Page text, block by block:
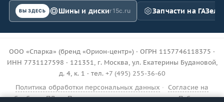
ВЫ ЗДЕСЬ Шины и дискиr15c.ru Запчасти на ГАЗель
ООО «Спарка» (бренд «Орион-центр») · ОГРН 1157746118375 ·
ИНН 7731127598 · 121351, г. Москва, ул. Екатерины Будановой,
д. 4, к. 1 · тел. +7 (495) 255-36-60
Политика обработки персональных данных · Согласие на
обработку ПДн · Пользовательское соглашение · Публичная